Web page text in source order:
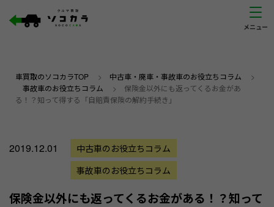
車買取のソコカラTOP > 中古車・廃車・事故車のお役立ちコラム >
事故車のお役立ちコラム > 保険金以外にも返ってくるお金があ
る！？知って得する「自賠責保険の解約手続き」
2019.12.01
中古車のお役立ちコラム
事故車のお役立ちコラム
保険金以外にも返ってくるお金がある！？知って